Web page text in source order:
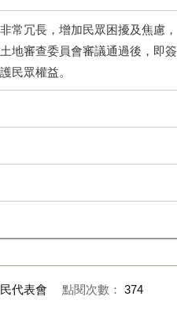
常冗長，增加民眾困擾及焦慮，
地審查委員會審議通過後，即簽
民眾權益。
代表會 點閱次數： 374